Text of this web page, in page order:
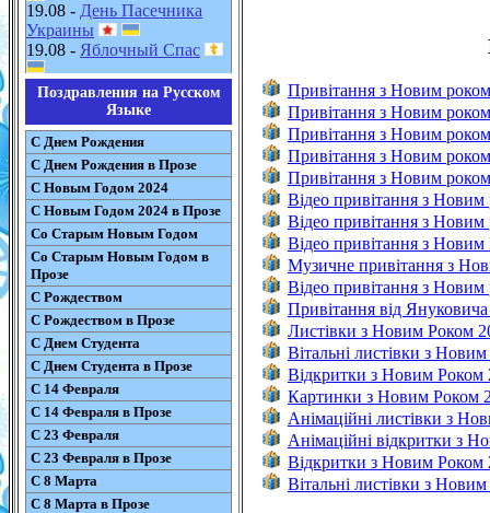
19.08 - День Пасечника
Украины
19.08 - Яблочный Спас
Поздравления на Русском
Языке
С Днем Рождения
С Днем Рождения в Прозе
С Новым Годом 2024
С Новым Годом 2024 в Прозе
Со Старым Новым Годом
Со Старым Новым Годом в
Прозе
С Рождеством
С Рождеством в Прозе
С Днем Студента
С Днем Студента в Прозе
С 14 Февраля
С 14 Февраля в Прозе
С 23 Февраля
С 23 Февраля в Прозе
С 8 Марта
С 8 Марта в Прозе
Привітання з Новим
Привітання з Новим
Привітання з Новим
Привітання з Новим
Привітання з Новим
Відео привітання з
Відео привітання з
Відео привітання з Новим
Музичне привітання з
Відео привітання з
Привітання від
Листівки з Новим Роком
Вітальні листівки з
Відкритки з Новим Роком
Картинки з Новим Роком
Анімаційні листівки з
Анімаційні відкритки з
Відкритки з Новим Роком
Вітальні листівки з